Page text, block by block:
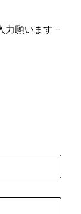
力願います－